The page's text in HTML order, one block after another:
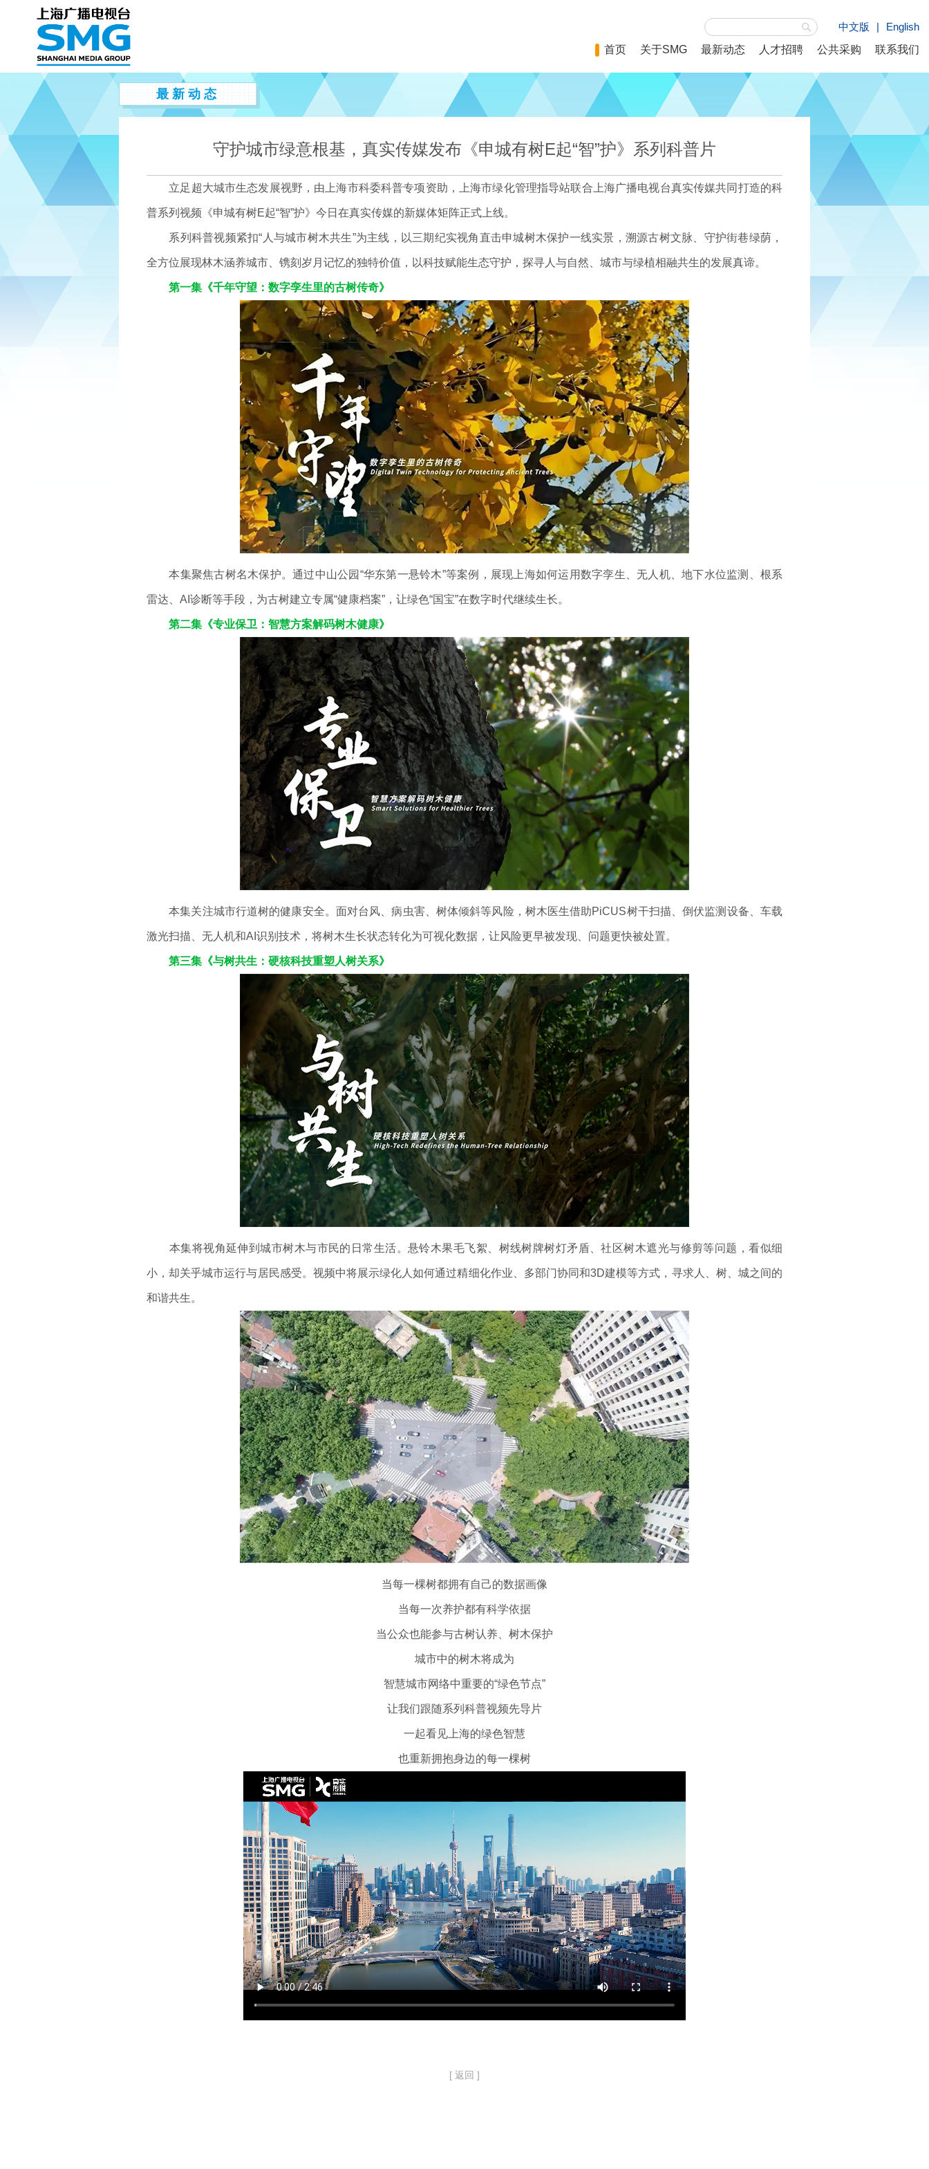
中文版 |
English
首页
关于SMG 最新动态 人才招聘 公共采购 联系我们
最 新 动 态
守护城市绿意根基，真实传媒发布《申城有树E起“智”护》系列科普片
立足超大城市生态发展视野，由上海市科委科普专项资助，上海市绿化管理指导站联合上海广播电视台真实传媒共同打造的科
普系列视频《申城有树E起“智”护》今日在真实传媒的新媒体矩阵正式上线。
系列科普视频紧扣“人与城市树木共生”为主线，以三期纪实视角直击申城树木保护一线实景，溯源古树文脉、守护街巷绿荫，
全方位展现林木涵养城市、镌刻岁月记忆的独特价值，以科技赋能生态守护，探寻人与自然、城市与绿植相融共生的发展真谛。
第一集《千年守望：数字孪生里的古树传奇》
本集聚焦古树名木保护。通过中山公园“华东第一悬铃木”等案例，展现上海如何运用数字孪生、无人机、地下水位监测、根系
雷达、AI诊断等手段，为古树建立专属“健康档案”，让绿色“国宝”在数字时代继续生长。
第二集《专业保卫：智慧方案解码树木健康》
本集关注城市行道树的健康安全。面对台风、病虫害、树体倾斜等风险，树木医生借助PiCUS树干扫描、倒伏监测设备、车载
激光扫描、无人机和AI识别技术，将树木生长状态转化为可视化数据，让风险更早被发现、问题更快被处置。
第三集《与树共生：硬核科技重塑人树关系》
本集将视角延伸到城市树木与市民的日常生活。悬铃木果毛飞絮、树线树牌树灯矛盾、社区树木遮光与修剪等问题，看似细
小，却关乎城市运行与居民感受。视频中将展示绿化人如何通过精细化作业、多部门协同和3D建模等方式，寻求人、树、城之间的
和谐共生。
当每一棵树都拥有自己的数据画像
当每一次养护都有科学依据
当公众也能参与古树认养、树木保护
城市中的树木将成为
智慧城市网络中重要的“绿色节点”
让我们跟随系列科普视频先导片
一起看见上海的绿色智慧
也重新拥抱身边的每一棵树
[ 返回 ]